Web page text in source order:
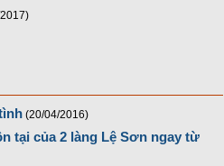
(20/04/2016)
tại của 2 làng Lệ Sơn ngay từ